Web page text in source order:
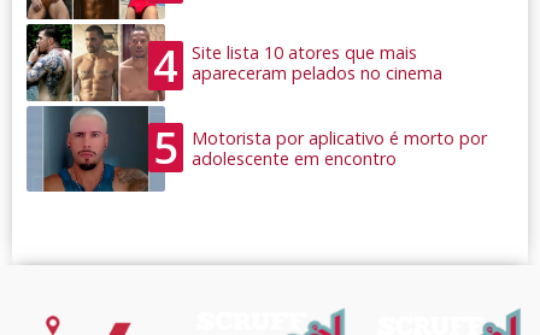
4
Site lista 10 atores que mais
apareceram pelados no cinema
5
Motorista por aplicativo é morto por
adolescente em encontro